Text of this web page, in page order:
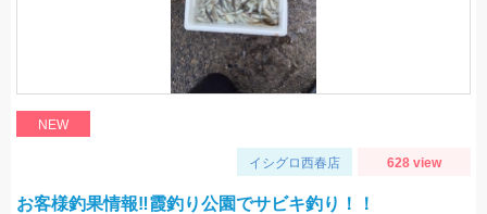
NEW
イシグロ西春店 628 view
お客様釣果情報‼霞釣り公園でサビキ釣り！！